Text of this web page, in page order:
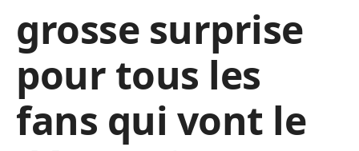
grosse surprise
pour tous les
fans qui vont le